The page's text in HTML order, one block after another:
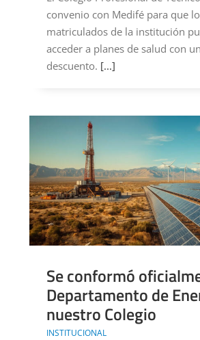
convenio con Medifé para que
matriculados de la institución
acceder a planes de salud con
descuento. [...]
Se conformó
Departamento de
nuestro Colegio
INSTITUCIONAL